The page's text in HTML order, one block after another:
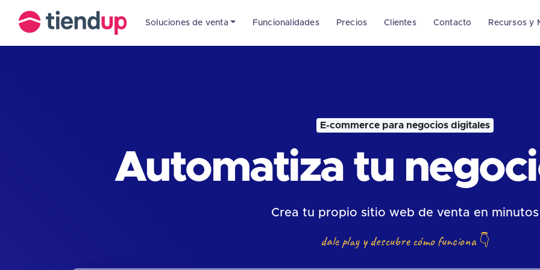
Soluciones de venta Funcionalidades Precios Clientes Contacto Recursos y
E-commerce para negocios digitales
Automatiza tu
Crea tu propio sitio web de venta en minutos
dale play y descubre cómo funciona 👇